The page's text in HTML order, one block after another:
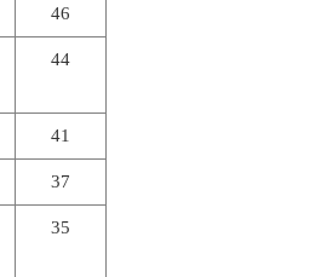
46
44
41
37
35